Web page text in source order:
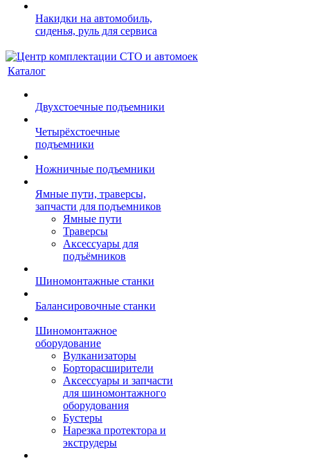
Накидки на автомобиль,
сиденья, руль для сервиса
Каталог
Двухстоечные подъемники
Четырёхстоечные
подъемники
Ножничные подъемники
Ямные пути, траверсы,
запчасти для подъемников
Ямные пути
Траверсы
Аксессуары для
подъёмников
Шиномонтажные станки
Балансировочные станки
Шиномонтажное
оборудование
Вулканизаторы
Борторасширители
Аксессуары и запчасти
для шиномонтажного
оборудования
Бустеры
Нарезка протектора и
экструдеры